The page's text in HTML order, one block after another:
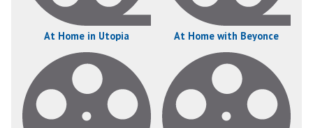
At Home in Utopia At Home with Beyonce